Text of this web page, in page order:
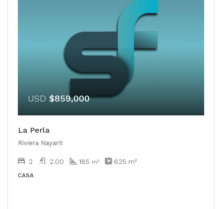
USD $859,000
La Perla
Riviera Nayarit
2 2.00 185 m² 625 m²
CASA